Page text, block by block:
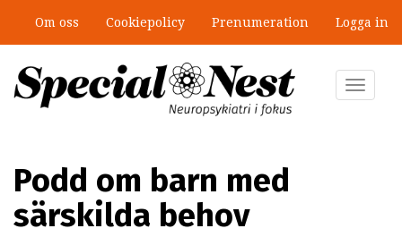
huvudinnehåll
Om oss Cookiepolicy Prenumeration Logga in
Toggle
Podd om barn med
särskilda behov
”Jobbet gick bra – just därför togs
stödet bort”